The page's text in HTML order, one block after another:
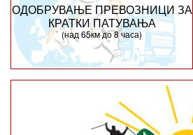
ОДОБРУВАЊЕ ПРЕВОЗНИЦИ ЗА
КРАТКИ ПАТУВАЊА
(над 65км до 8 часа)